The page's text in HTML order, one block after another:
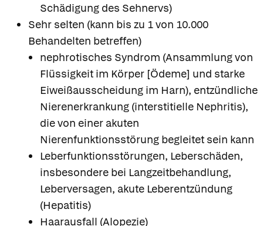
Schädigung des Sehnervs)
Sehr selten (kann bis zu 1 von 10.000
Behandelten betreffen)
nephrotisches Syndrom (Ansammlung von
Flüssigkeit im Körper [Ödeme] und starke
Eiweißausscheidung im Harn), entzündliche
Nierenerkrankung (interstitielle Nephritis),
die von einer akuten
Nierenfunktionsstörung begleitet sein kann
Leberfunktionsstörungen, Leberschäden,
insbesondere bei Langzeitbehandlung,
Leberversagen, akute Leberentzündung
(Hepatitis)
Haarausfall (Alopezie)